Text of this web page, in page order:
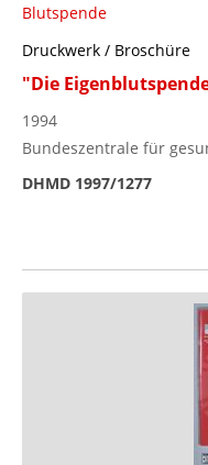
Blutspende
Druckwerk / Broschüre
"Die
1994
Bundeszentrale für
DHMD 1997/1277